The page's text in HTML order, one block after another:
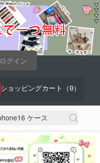
ログイン
ショッピングカート（ 0）